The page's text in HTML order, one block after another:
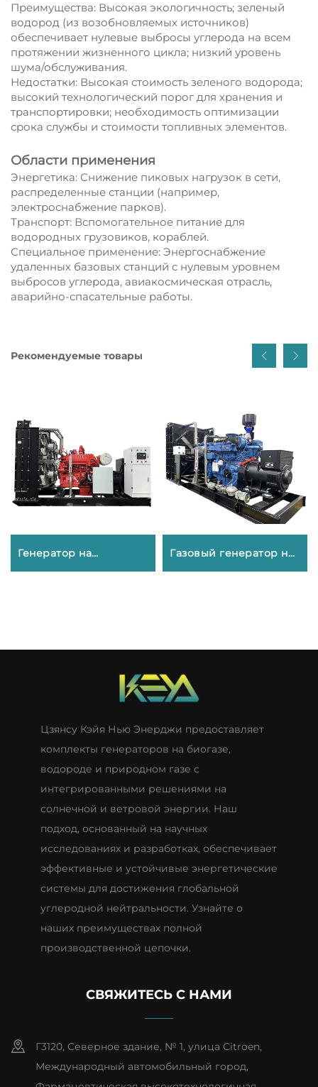
Преимущества: Высокая экологичность; зеленый
водород (из возобновляемых источников)
обеспечивает нулевые выбросы углерода на всем
протяжении жизненного цикла; низкий уровень
шума/обслуживания.
Недостатки: Высокая стоимость зеленого водорода;
высокий технологический порог для хранения и
транспортировки; необходимость оптимизации
срока службы и стоимости топливных элементов.
Области применения
Энергетика: Снижение пиковых нагрузок в сети,
распределенные станции (например,
электроснабжение парков).
Транспорт: Вспомогательное питание для
водородных грузовиков, кораблей.
Специальное применение: Энергоснабжение
удаленных базовых станций с нулевым уровнем
выбросов углерода, авиакосмическая отрасль,
аварийно-спасательные работы.
Рекомендуемые товары
Генератор на
природном газе
Газовый генератор на
сжиженном газе
Цзянсу Кэйя Нью Энерджи предоставляет
комплекты генераторов на биогазе,
водороде и природном газе с
интегрированными решениями на
солнечной и ветровой энергии. Наш
подход, основанный на научных
исследованиях и разработках, обеспечивает
эффективные и устойчивые энергетические
системы для достижения глобальной
углеродной нейтральности. Узнайте о
наших преимуществах полной
производственной цепочки.
СВЯЖИТЕСЬ С НАМИ
Г3120, Северное здание, № 1, улица Citroen,
Международный автомобильный город,